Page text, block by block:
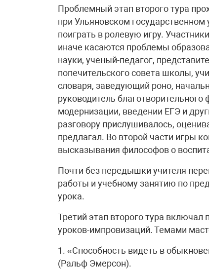
Проблемный этап второго тура
при Ульяновском
поиграть в ролевую игру.
иначе касаются проблемы
науки, ученый-педагог,
попечительского совета школы,
словаря, заведующий роно,
руководитель
модернизации, введении ЕГЭ и
разговору прислушивалось,
предлагал. Во второй части игры
высказывания философов о
Почти без передышки учителя
работы и учебному занятию по
урока.
Третий этап второго тура
уроков-импровизаций. Темами
1. «Способность видеть в
(Ральф Эмерсон).